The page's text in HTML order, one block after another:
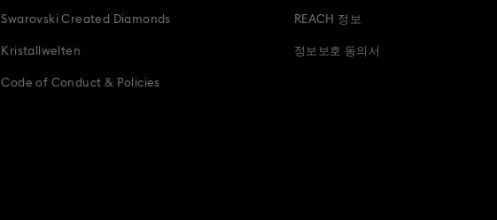
Swarovski Created Diamonds
Kristallwelten
Code of Conduct & Policies
REACH 정보
정보보호 동의서